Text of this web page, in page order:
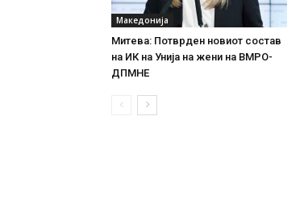
Македонија
Митева: Потврден новиот состав
на ИК на Унија на жени на ВМРО-
ДПМНЕ